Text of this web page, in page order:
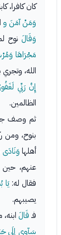
كان كافرا،
وَمَنْ آمَنَ و
وَقَالَنوح
مَجْرَاهَا
الله،
إِنَّ رَبِّي
الظالمين.
ثم وصف
بنوح،
أهلها وَنَادَى
عنهم، حين
فقال له:يَا
يصيبهم.
فـ قَالَ
سَآوِي إِلَى